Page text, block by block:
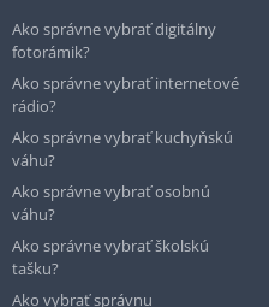
Ako správne vybrať digitálny
fotorámik?
Ako správne vybrať internetové
rádio?
Ako správne vybrať kuchyňskú
váhu?
Ako správne vybrať osobnú
váhu?
Ako správne vybrať školskú
tašku?
Ako vybrať správnu